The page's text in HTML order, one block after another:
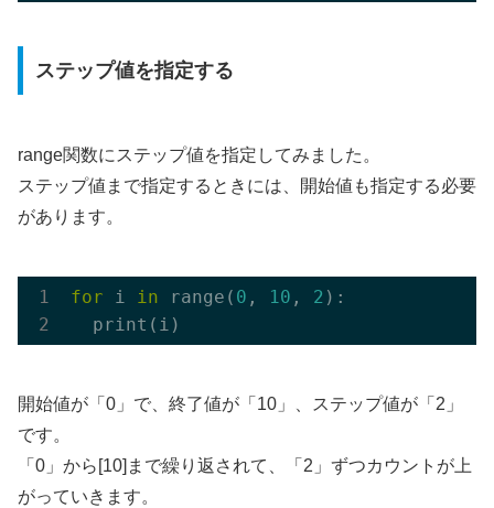
ステップ値を指定する
range関数にステップ値を指定してみました。
ステップ値まで指定するときには、開始値も指定する必要
があります。
for i in range( 0 , 10 , 2 ):
開始値が「0」で、終了値が「10」、ステップ値が「2」
です。
「0」から[10]まで繰り返されて、「2」ずつカウントが上
がっていきます。